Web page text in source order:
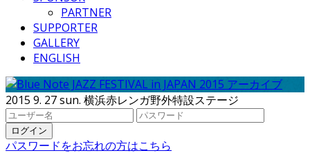
PARTNER
SUPPORTER
GALLERY
ENGLISH
2015 9. 27 sun. 横浜赤レンガ野外特設ステージ
パスワードをお忘れの方はこちら